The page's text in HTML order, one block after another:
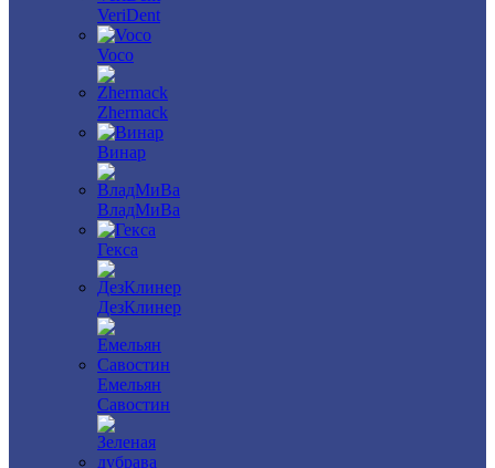
VeriDent
Voco
Zhermack
Винар
ВладМиВа
Гекса
ДезКлинер
Емельян
Савостин